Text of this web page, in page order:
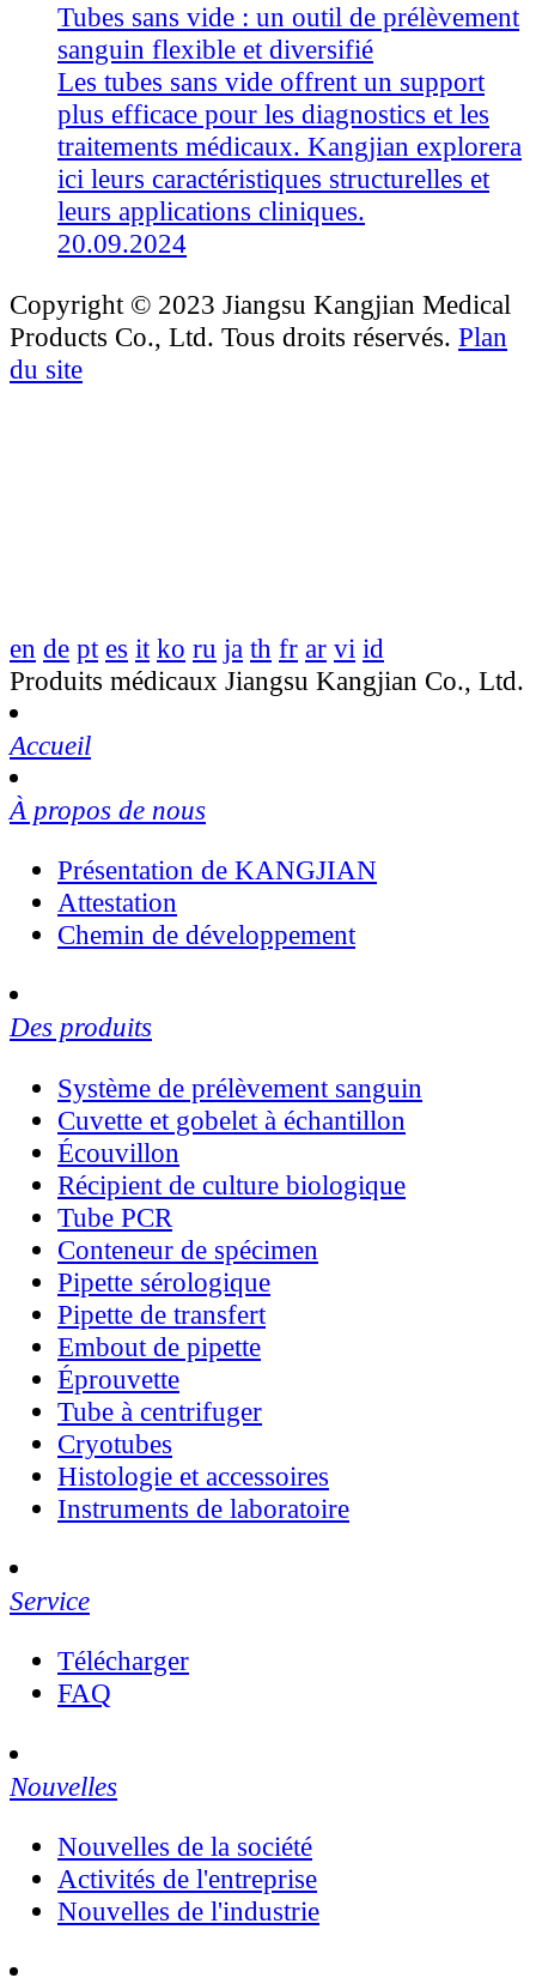
Tubes sans vide : un outil de prélèvement
sanguin flexible et diversifié
Les tubes sans vide offrent un support
plus efficace pour les diagnostics et les
traitements médicaux. Kangjian explorera
ici leurs caractéristiques structurelles et
leurs applications cliniques.
20.09.2024
Copyright © 2023 Jiangsu Kangjian Medical
Products Co., Ltd. Tous droits réservés. Plan
du site
en de pt es it ko ru ja th fr ar vi id
Produits médicaux Jiangsu Kangjian Co., Ltd.
Accueil
À propos de nous
Présentation de KANGJIAN
Attestation
Chemin de développement
Des produits
Système de prélèvement sanguin
Cuvette et gobelet à échantillon
Écouvillon
Récipient de culture biologique
Tube PCR
Conteneur de spécimen
Pipette sérologique
Pipette de transfert
Embout de pipette
Éprouvette
Tube à centrifuger
Cryotubes
Histologie et accessoires
Instruments de laboratoire
Service
Télécharger
FAQ
Nouvelles
Nouvelles de la société
Activités de l'entreprise
Nouvelles de l'industrie